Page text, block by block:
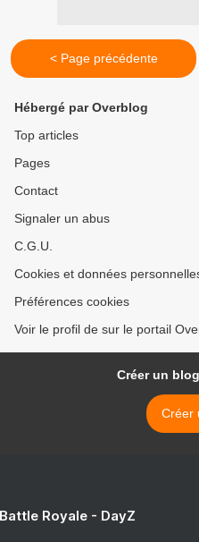
< Page précédente
Hébergé par Overblog
Top articles
Pages
Contact
Signaler un abus
C.G.U.
Cookies et données
Préférences cookies
Voir le profil de sur le portail
Créer un
Créer
Royale - DayZ